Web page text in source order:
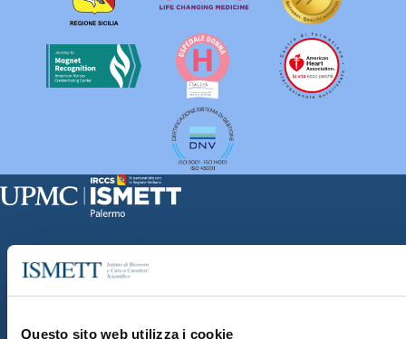
Questo sito web utilizza i cookie
Via Discesa dei Giudici 4 90133 Palermo